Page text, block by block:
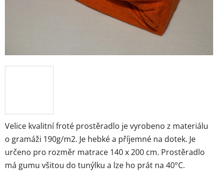
Velice kvalitní froté prostěradlo je vyrobeno z materiálu
o gramáži 190g/m2. Je hebké a příjemné na dotek. Je
určeno pro rozměr matrace 140 x 200 cm. Prostěradlo
má gumu všitou do tunýlku a lze ho prát na 40°C.